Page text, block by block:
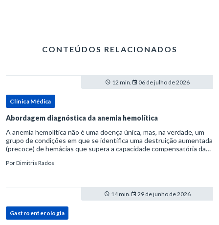
CONTEÚDOS RELACIONADOS
12 min. 06 de julho de 2026
Clínica Médica
Abordagem diagnóstica da anemia hemolítica
A anemia hemolítica não é uma doença única, mas, na verdade, um
grupo de condições em que se identifica uma destruição aumentada
(precoce) de hemácias que supera a capacidade compensatória da
PorDimitris Rados
14 min. 29 de junho de 2026
Gastroenterologia